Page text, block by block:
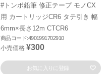
#トンボ鉛筆 修正テープ モノCX
用 カートリッジCR6 タテ引き 幅
6mm×長さ12m CTCR6
商品コード:4901991702910
小売価格 ¥300
お気に入りに登録